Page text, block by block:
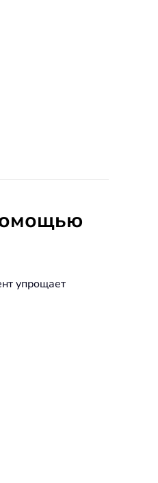
упрощает